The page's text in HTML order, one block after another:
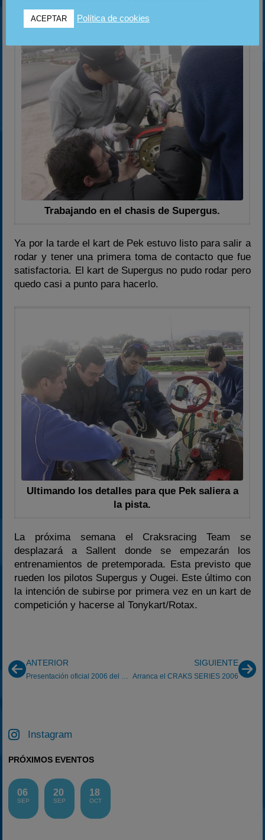
Trabajando en el chasis de Supergus.
Ya por la tarde el kart de Pek estuvo listo para salir a
rodar y tener una primera toma de contacto que fue
satisfactoria. El kart de Supergus no pudo rodar pero
quedo casi a punto para hacerlo.
Ultimando los detalles para que Pek saliera a
la pista.
La próxima semana el Craksracing Team se
desplazará a Sallent donde se empezarán los
entrenamientos de pretemporada. Esta previsto que
rueden los pilotos Supergus y Ougei. Este último con
la intención de subirse por primera vez en un kart de
competición y hacerse al Tonykart/Rotax.
ANTERIOR
Presentación oficial 2006 del CraksRacing Team
SIGUIENTE
Arranca el CRAKS SERIES 2006
Instagram
PRÓXIMOS EVENTOS
06
SEP
20
SEP
18
OCT
ACEPTAR Política de cookies